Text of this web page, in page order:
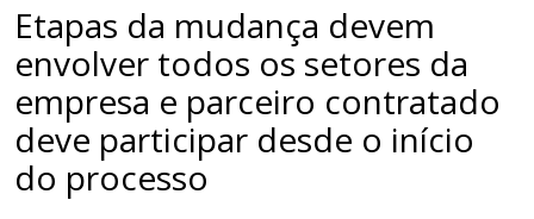
Etapas da mudança devem
envolver todos os setores da
empresa e parceiro contratado
deve participar desde o início
do processo